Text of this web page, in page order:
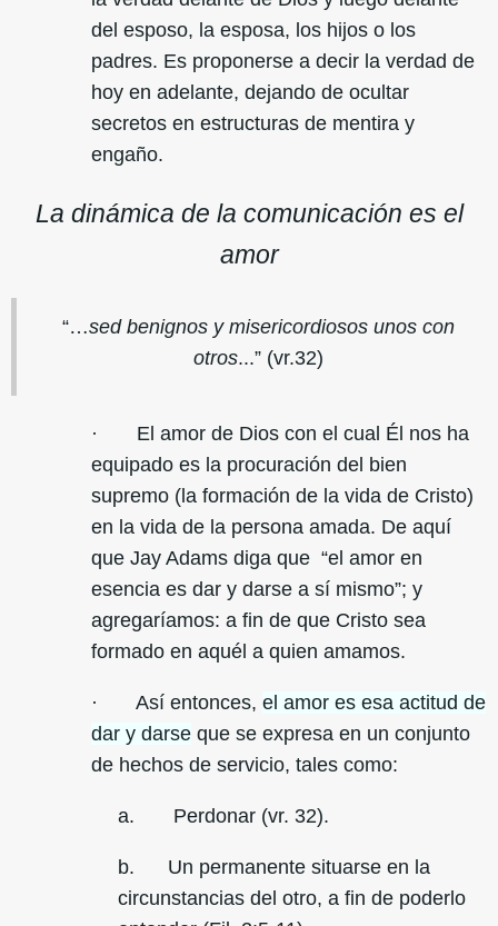
del esposo, la esposa, los hijos o los
padres. Es proponerse a decir la verdad de
hoy en adelante, dejando de ocultar
secretos en estructuras de mentira y
engaño.
La dinámica de la comunicación es el
amor
“…sed benignos y misericordiosos unos con
otros...” (vr.32)
· El amor de Dios con el cual Él nos ha
equipado es la procuración del bien
supremo (la formación de la vida de Cristo)
en la vida de la persona amada. De aquí
que Jay Adams diga que “el amor en
esencia es dar y darse a sí mismo”; y
agregaríamos: a fin de que Cristo sea
formado en aquél a quien amamos.
· Así entonces, el amor es esa actitud de
dar y darse que se expresa en un conjunto
de hechos de servicio, tales como:
a. Perdonar (vr. 32).
b. Un permanente situarse en la
circunstancias del otro, a fin de poderlo